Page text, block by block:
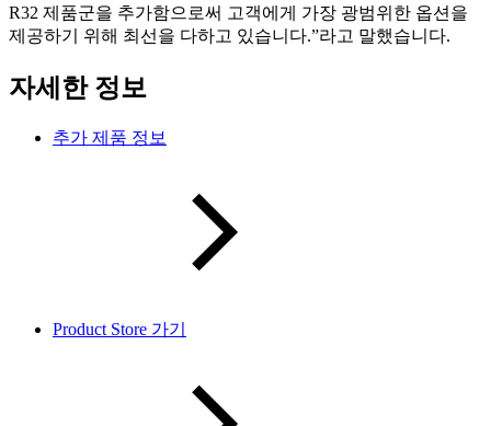
R32 제품군을 추가함으로써 고객에게 가장 광범위한 옵션을
제공하기 위해 최선을 다하고 있습니다.”라고 말했습니다.
자세한 정보
추가 제품 정보
Product Store 가기